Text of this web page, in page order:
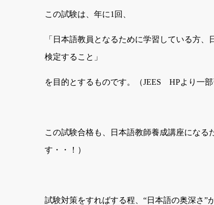
この試験は、年に1 回、
「日本語教員となるために学習している方
検定すること」
を目的とするものです。（JEES HPより一部
この試験合格も、日本語教師養成講座にな
す・・！）
試験対策をすればする程、“日本語の奥深さ”